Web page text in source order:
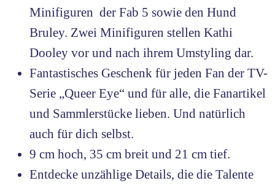
Minifiguren der Fab 5 sowie den Hund
Bruley. Zwei Minifiguren stellen Kathi
Dooley vor und nach ihrem Umstyling dar.
Fantastisches Geschenk für jeden Fan der TV-
Serie „Queer Eye“ und für alle, die Fanartikel
und Sammlerstücke lieben. Und natürlich
auch für dich selbst.
9 cm hoch, 35 cm breit und 21 cm tief.
Entdecke unzählige Details, die die Talente